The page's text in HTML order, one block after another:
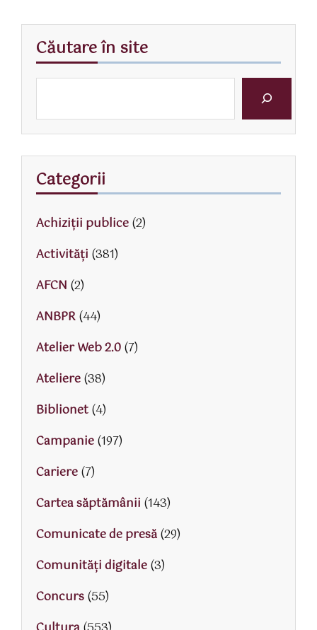
Căutare în site
Categorii
Achiziții publice(2)
Activităţi (381)
AFCN (2)
ANBPR(44)
Atelier Web 2.0(7)
Ateliere(38)
Biblionet(4)
Campanie(197)
Cariere(7)
Cartea săptămânii (143)
Comunicate de presă(29)
Comunități digitale(3)
Concurs(55)